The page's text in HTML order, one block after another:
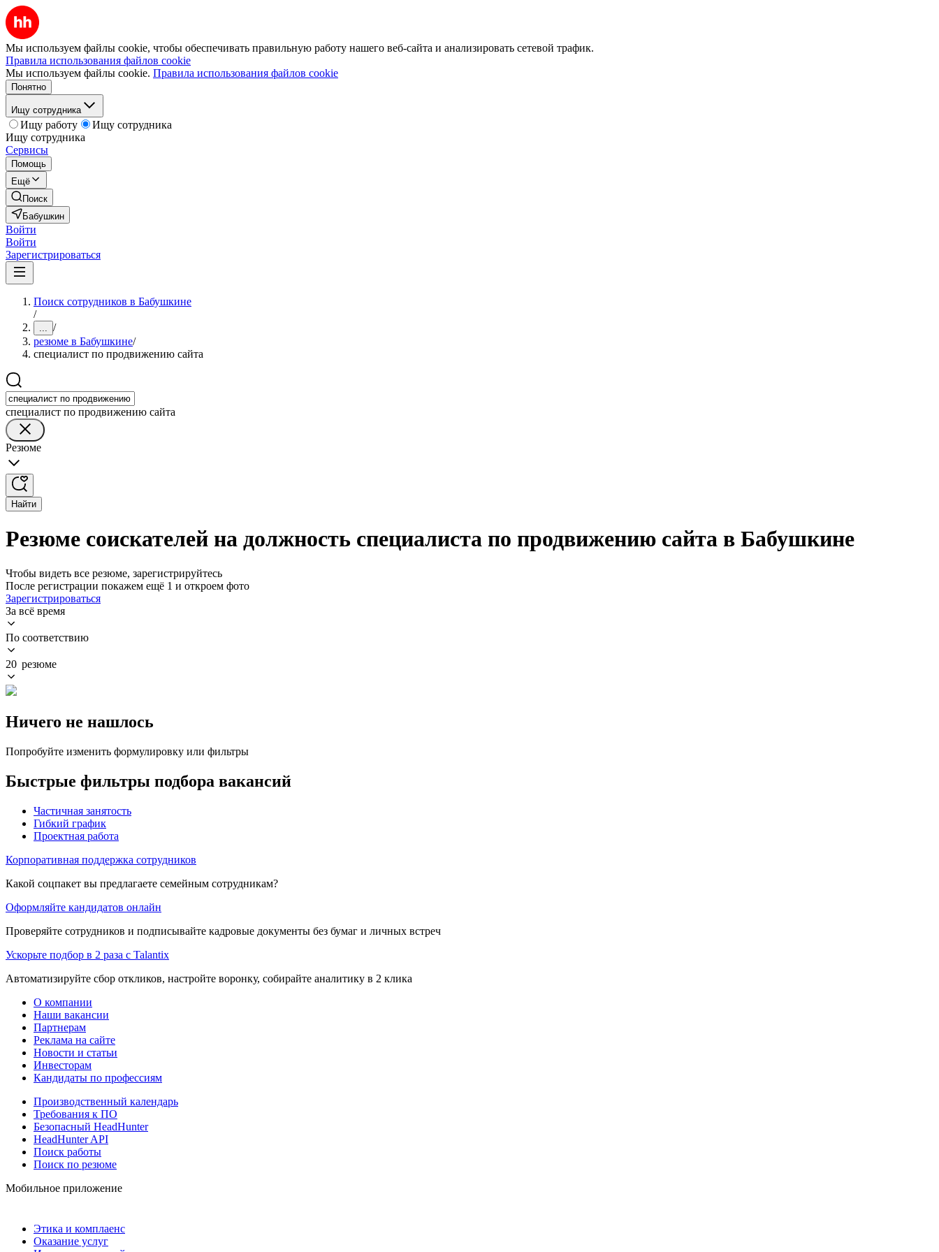
Мы используем файлы cookie, чтобы обеспечивать правильную работу нашего веб-сайта и анализировать сетевой трафик.
Правила использования файлов cookie
Мы используем файлы cookie. Правила использования файлов cookie
Понятно
Ищу сотрудника
Ищу работу
Ищу сотрудника
Ищу сотрудника
Сервисы
Помощь
Ещё
Поиск
Бабушкин
Войти
Войти
Зарегистрироваться
Поиск сотрудников в Бабушкине
/
... /
резюме в Бабушкине/
специалист по продвижению сайта
специалист по продвижению сайта
Резюме
Найти
Резюме соискателей на должность специалиста по продвижению сайта в Бабушкине
Чтобы видеть все резюме, зарегистрируйтесь
После регистрации покажем ещё 1 и откроем фото
Зарегистрироваться
За всё время
По соответствию
20 резюме
Ничего не нашлось
Попробуйте изменить формулировку или фильтры
Быстрые фильтры подбора вакансий
Частичная занятость
Гибкий график
Проектная работа
Корпоративная поддержка сотрудников
Какой соцпакет вы предлагаете семейным сотрудникам?
Оформляйте кандидатов онлайн
Проверяйте сотрудников и подписывайте кадровые документы без бумаг и личных встреч
Ускорьте подбор в 2 раза с Talantix
Автоматизируйте сбор откликов, настройте воронку, собирайте аналитику в 2 клика
О компании
Наши вакансии
Партнерам
Реклама на сайте
Новости и статьи
Инвесторам
Кандидаты по профессиям
Производственный календарь
Требования к ПО
Безопасный HeadHunter
HeadHunter API
Поиск работы
Поиск по резюме
Мобильное приложение
Этика и комплаенс
Оказание услуг